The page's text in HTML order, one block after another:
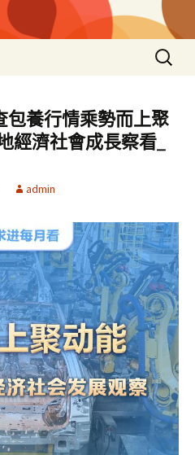
搜
尋
鍵
字:
包養行情乘勢而上聚
濟社會成長察看_
admin